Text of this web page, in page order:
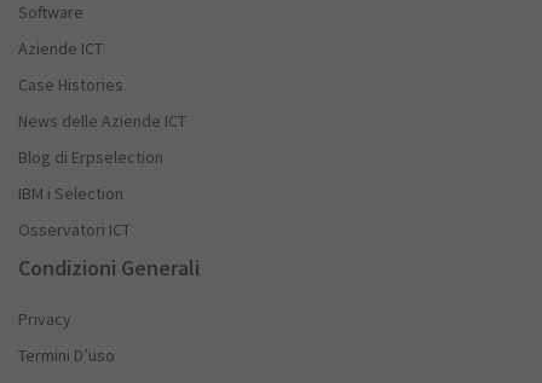
Software
Aziende ICT
Case Histories
News delle Aziende ICT
Blog di Erpselection
IBM i Selection
Osservatori ICT
Condizioni Generali
Privacy
Termini D’uso